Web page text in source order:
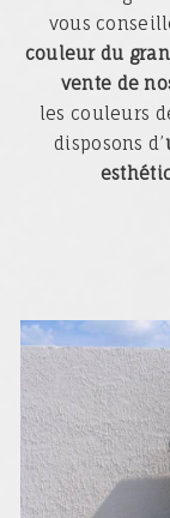
vous
couleur du
vente de
les couleurs
disposons d’